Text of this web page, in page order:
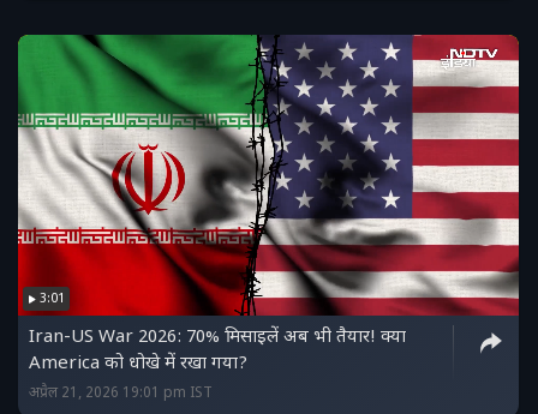
3:01
Iran-US War 2026: 70% मिसाइलें अब भी तैयार! क्या
America को धोखे में रखा गया?
अप्रैल 21, 2026 19:01 pm IST